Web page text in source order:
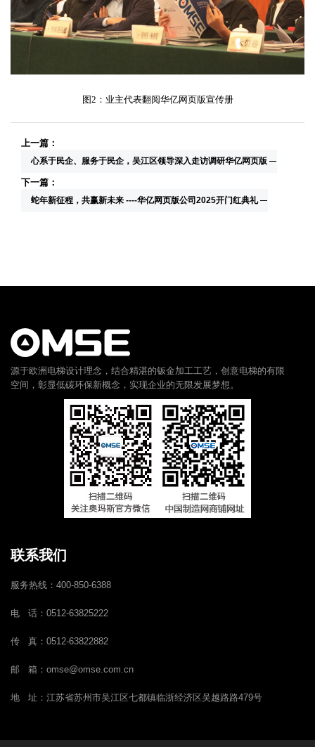
图2 ：业主代表翻阅华亿网页版宣传册
上一篇：
心系于民企、服务于民企，吴江区领导深入走访调研华亿网页版
下一篇：
蛇年新征程，共赢新未来 ----华亿网页版公司2025开门红典礼
源于欧洲电梯设计理念，结合精湛的钣金加工工艺，创意电梯的有限
空间，彰显低碳环保新概念，实现企业的无限发展梦想。
联系我们
服务热线：400-850-6388
电 话：0512-63825222
传 真：0512-63822882
邮 箱：omse@omse.com.cn
地 址：江苏省苏州市吴江区七都镇临浙经济区吴越路路479号